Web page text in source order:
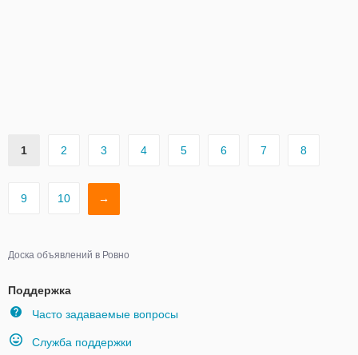
1 2 3 4 5 6 7 8
9 10 →
Доска объявлений в Ровно
Поддержка
Часто задаваемые вопросы
Служба поддержки